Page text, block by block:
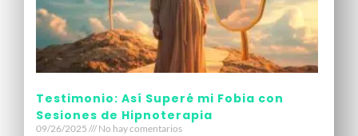
Testimonio: Así Superé mi Fobia con
Sesiones de Hipnoterapia
09/26/2025 No hay comentarios